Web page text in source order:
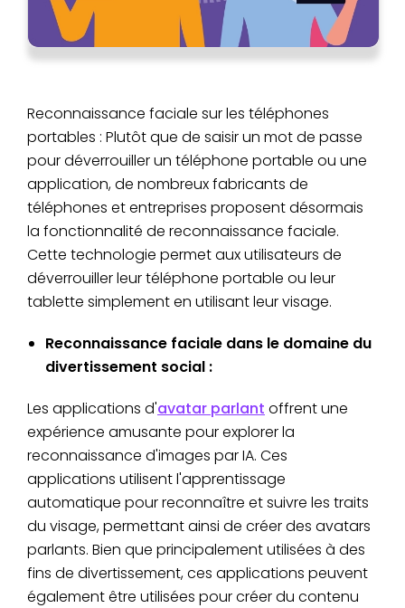
Reconnaissance faciale sur les téléphones
portables : Plutôt que de saisir un mot de passe
pour déverrouiller un téléphone portable ou une
application, de nombreux fabricants de
téléphones et entreprises proposent désormais
la fonctionnalité de reconnaissance faciale.
Cette technologie permet aux utilisateurs de
déverrouiller leur téléphone portable ou leur
tablette simplement en utilisant leur visage.
Reconnaissance faciale dans le domaine du
divertissement social :
Les applications d'avatar parlant offrent une
expérience amusante pour explorer la
reconnaissance d'images par IA. Ces
applications utilisent l'apprentissage
automatique pour reconnaître et suivre les traits
du visage, permettant ainsi de créer des avatars
parlants. Bien que principalement utilisées à des
fins de divertissement, ces applications peuvent
également être utilisées pour créer du contenu